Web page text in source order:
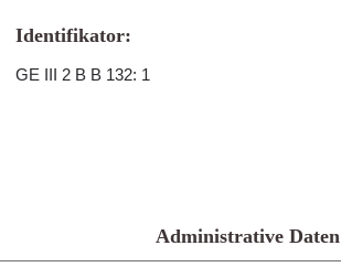
Identifikator:
GE III 2 B B 132: 1
Administrative Daten